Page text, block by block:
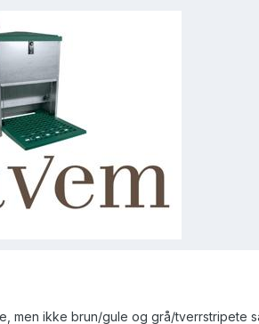
men ikke brun/gule og grå/tverrstripete